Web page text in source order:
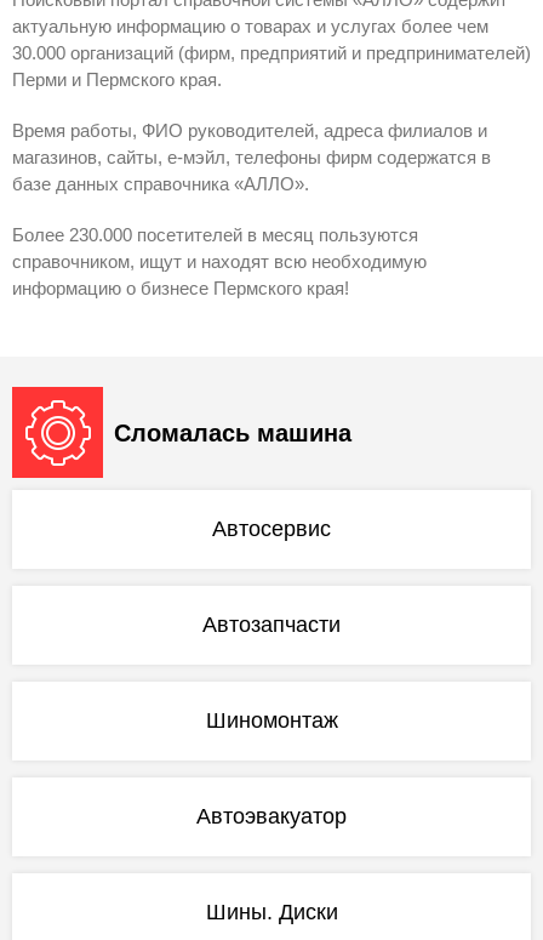
актуальную информацию о товарах и услугах более чем
30.000 организаций (фирм, предприятий и предпринимателей)
Перми и Пермского края.
Время работы, ФИО руководителей, адреса филиалов и
магазинов, сайты, е-мэйл, телефоны фирм содержатся в
базе данных справочника «АЛЛО».
Более 230.000 посетителей в месяц пользуются
справочником, ищут и находят всю необходимую
информацию о бизнесе Пермского края!
Сломалась машина
Автосервис
Автозапчасти
Шиномонтаж
Автоэвакуатор
Шины. Диски